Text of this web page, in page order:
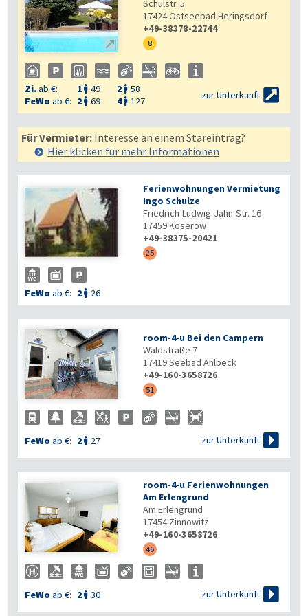

Schulstr. 5
17424Ostseebad Heringsdorf
+49-38378-22744
8
Zi.ab €: 1  49 2  58
FeWo ab €: 2  69 4 127
zur Unterkunft 
Für Vermieter: Interesse an einem Stareintrag?
Hier klicken für mehr Informationen
Ferienwohnungen Vermietung
Ingo Schulze
Friedrich-Ludwig-Jahn-Str. 16
17459Koserow
+49-38375-20421
25
FeWo ab €: 2  26
room-4-u Bei den Campern
Waldstraße 7
17419Seebad Ahlbeck
+49-160-3658726
51
FeWo ab €: 2  27 zur Unterkunft 
room-4-u Ferienwohnungen
Am Erlengrund
Am Erlengrund
17454 Zinnowitz
+49-160-3658726
46
FeWo ab €: 2  30 zur Unterkunft 